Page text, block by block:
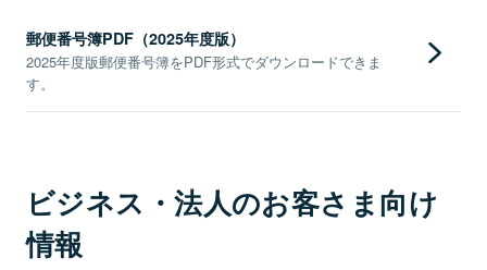
郵便番号簿PDF（2025年度版）
2025年度版郵便番号簿をPDF形式でダウンロードできま
す。
ビジネス・法人のお客さま向け
情報